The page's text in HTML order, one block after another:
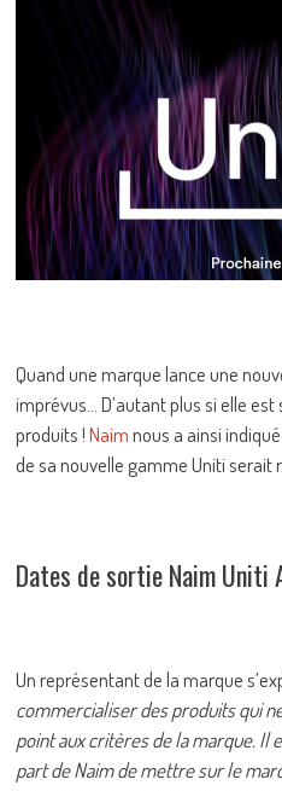
Quand une marque lance une
imprévus… D’autant plus si elle
produits !Naimnous a ainsi
de sa nouvelle gamme Uniti serait
Dates de sortie Naim Uniti
Un représentant de la marque
commercialiser des produits qui
point aux critères de la marque. Il
part de Naim de mettre sur le